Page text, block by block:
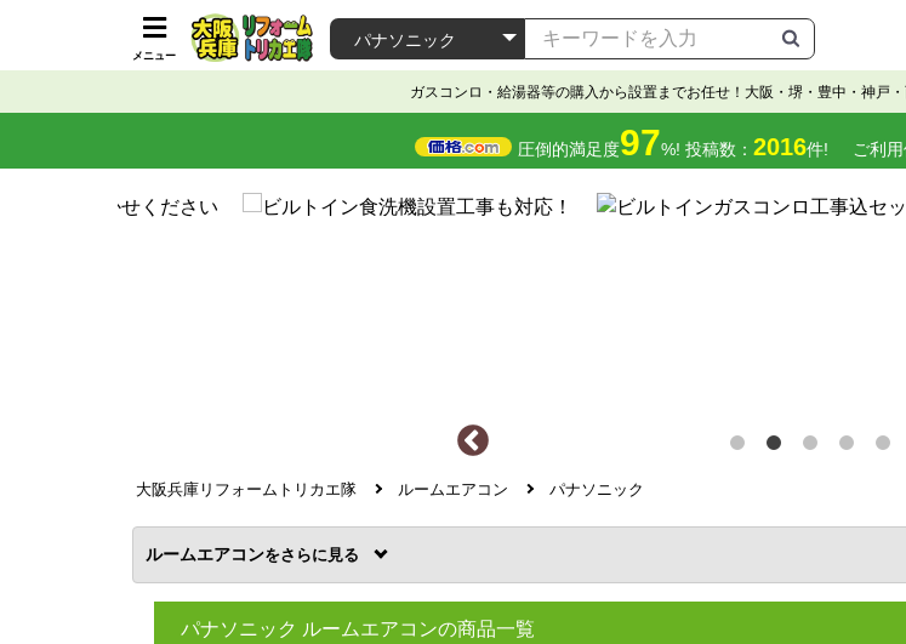
メニュー
ガスコンロ・給湯器等の購入から設置までお任せ！大阪・堺・豊中・神戸
圧倒的満足度97%! 投稿数： 2016件! ご利
大阪兵庫リフォームトリカエ隊 ルームエアコン パナソニック
ルームエアコンを
パナソニック ルームエアコンの商品一覧